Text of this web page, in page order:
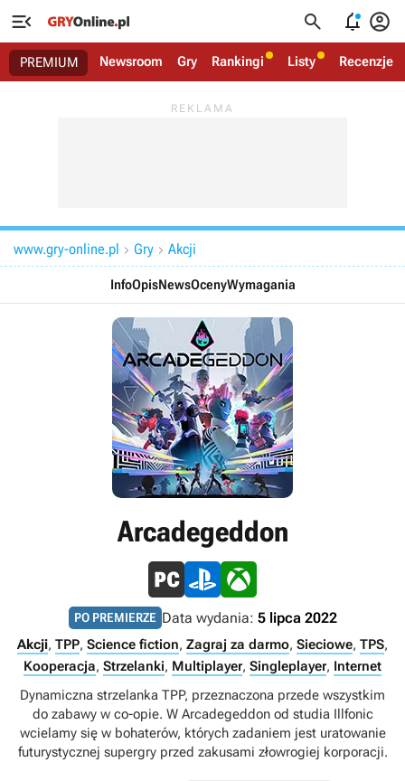
   
PREMIUM Newsroom Gry Rankingi Listy Recenzje
www.gry-online.pl  Gry  Akcji
InfoOpisNewsOcenyWymagania
Arcadegeddon
PO PREMIERZE Data wydania: 5 lipca 2022
Akcji, TPP, Science fiction, Zagraj za darmo, Sieciowe, TPS,
Kooperacja, Strzelanki, Multiplayer, Singleplayer, Internet
Dynamiczna strzelanka TPP, przeznaczona przede wszystkim
do zabawy w co-opie. W Arcadegeddon od studia Illfonic
wcielamy się w bohaterów, których zadaniem jest uratowanie
futurystycznej supergry przed zakusami złowrogiej korporacji.